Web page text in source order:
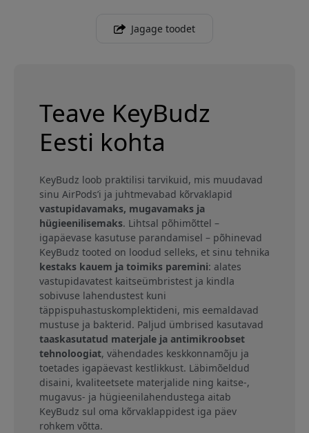
Jagage toodet
Teave KeyBudz
Eesti kohta
KeyBudz loob praktilisi tarvikuid, mis muudavad
sinu AirPods’i ja juhtmevabad kõrvaklapid
vastupidavamaks, mugavamaks ja
hügieenilisemaks. Lihtsal põhimõttel –
igapäevase kasutuse parandamisel – põhinevad
KeyBudz tooted on loodud selleks, et sinu tehnika
kestaks kauem ja toimiks paremini: alates
vastupidavatest kaitseümbristest ja kindla
sobivuse lahendustest kuni
täppispuhastuskomplektideni, mis eemaldavad
mustuse ja bakterid. Paljud ümbrised kasutavad
taaskasutatud materjale ja antimikroobset
tehnoloogiat, vähendades keskkonnamõju ja
toetades igapäevast kestlikkust. Läbimõeldud
disaini, kvaliteetsete materjalide ning kaitse-,
mugavus- ja hügieenilahendustega aitab
KeyBudz sul oma kõrvaklappidest iga päev
rohkem võtta.